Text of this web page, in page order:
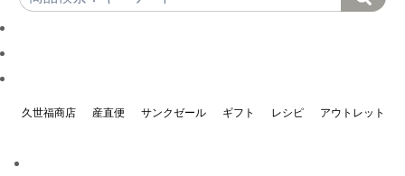
久世福商店 産直便 サンクゼール ギフト レシピ アウトレット